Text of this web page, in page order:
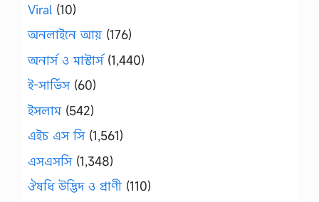
Viral (10)
অনলাইনে আয় (176)
অনার্স ও মাস্টার্স(1,440)
ই-সার্ভিস(60)
ইসলাম(542)
এইচ এস সি(1,561)
এসএসসি(1,348)
ঔষধি উদ্ভিদ ও প্রাণী (110)